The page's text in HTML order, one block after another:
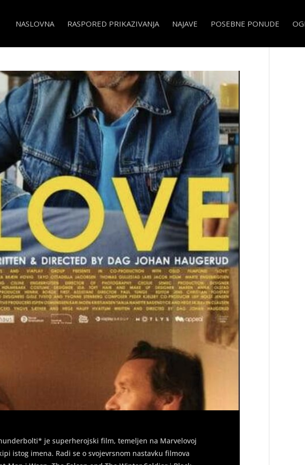
NASLOVNA RASPORED PRIKAZIVANJA NAJAVE POSEBNE PONUDE
je superherojski film, temeljen na Marvelovoj
istog imena. Radi se o svojevrsnom nastavku filmova